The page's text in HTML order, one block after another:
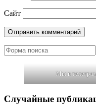
Сайт
Мы в
Случайные